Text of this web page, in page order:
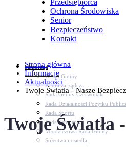
Przedsiębiorca
Ochrona Środowiska
Senior
Bezpieczeństwo
Kontakt
Samorząd
Urząd Gminy
Kadra zarządcza
Rada Gminy Czerwonak
Rada Działalności Pożytku
Rada Sportu
Rada Seniorów
Młodzieżowa Rada Gminy
Sołectwa i osiedla
Strona główna
Informacje
Aktualności
Twoje Światła - Nasze
Twoje Światła